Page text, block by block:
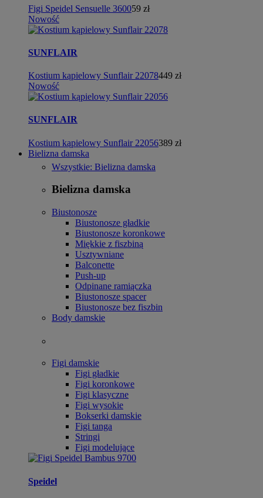
Figi Speidel Sensuelle 360059 zł
Nowość
SUNFLAIR
Kostium kąpielowy Sunflair 22078449 zł
Nowość
SUNFLAIR
Kostium kąpielowy Sunflair 22056389 zł
Bielizna damska
Wszystkie: Bielizna damska
Bielizna damska
Biustonosze
Biustonosze gładkie
Biustonosze koronkowe
Miękkie z fiszbiną
Usztywniane
Balconette
Push-up
Odpinane ramiączka
Biustonosze spacer
Biustonosze bez fiszbin
Body damskie
Figi damskie
Figi gładkie
Figi koronkowe
Figi klasyczne
Figi wysokie
Bokserki damskie
Figi tanga
Stringi
Figi modelujące
Speidel